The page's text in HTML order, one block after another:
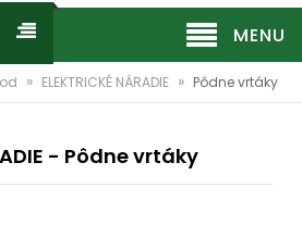
MENU
» ELEKTRICKÉ NÁRADIE » Pôdne vrtáky
- Pôdne vrtáky